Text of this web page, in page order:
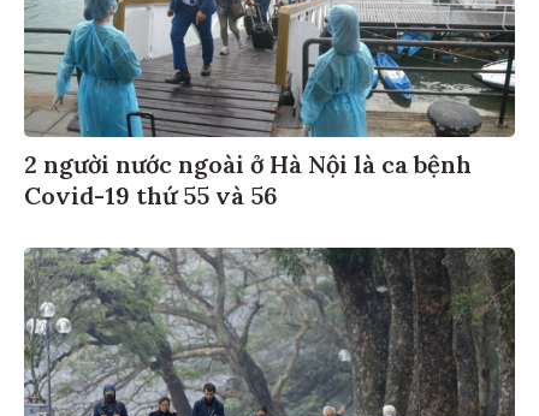
2 người nước ngoài ở Hà Nội là ca bệnh
Covid-19 thứ 55 và 56